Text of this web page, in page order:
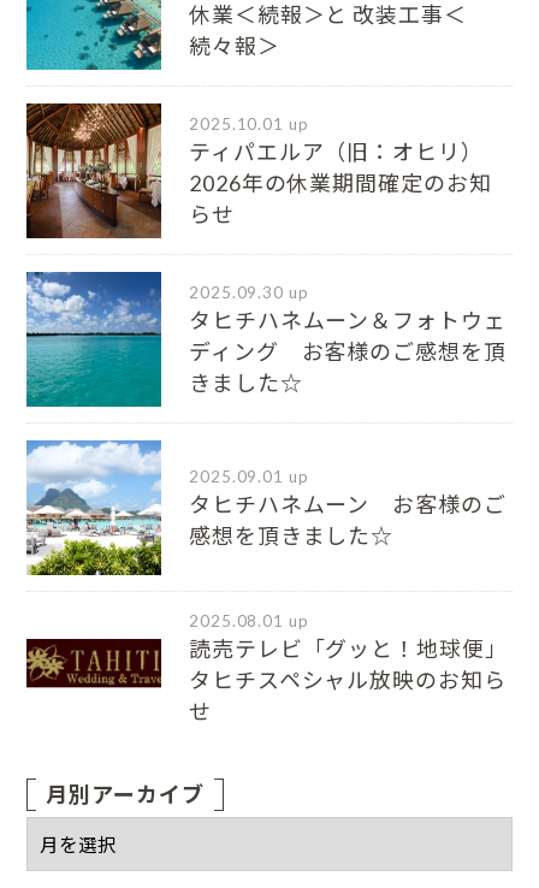
休業＜続報＞と 改装工事＜
続々報＞
2025.10.01 up
ティパエルア（旧：オヒリ）
2026年の休業期間確定のお知
らせ
2025.09.30 up
タヒチハネムーン＆フォトウェ
ディング お客様のご感想を頂
きました☆
2025.09.01 up
タヒチハネムーン お客様のご
感想を頂きました☆
2025.08.01 up
読売テレビ「グッと！地球便」
タヒチスペシャル放映のお知ら
せ
月別アーカイブ